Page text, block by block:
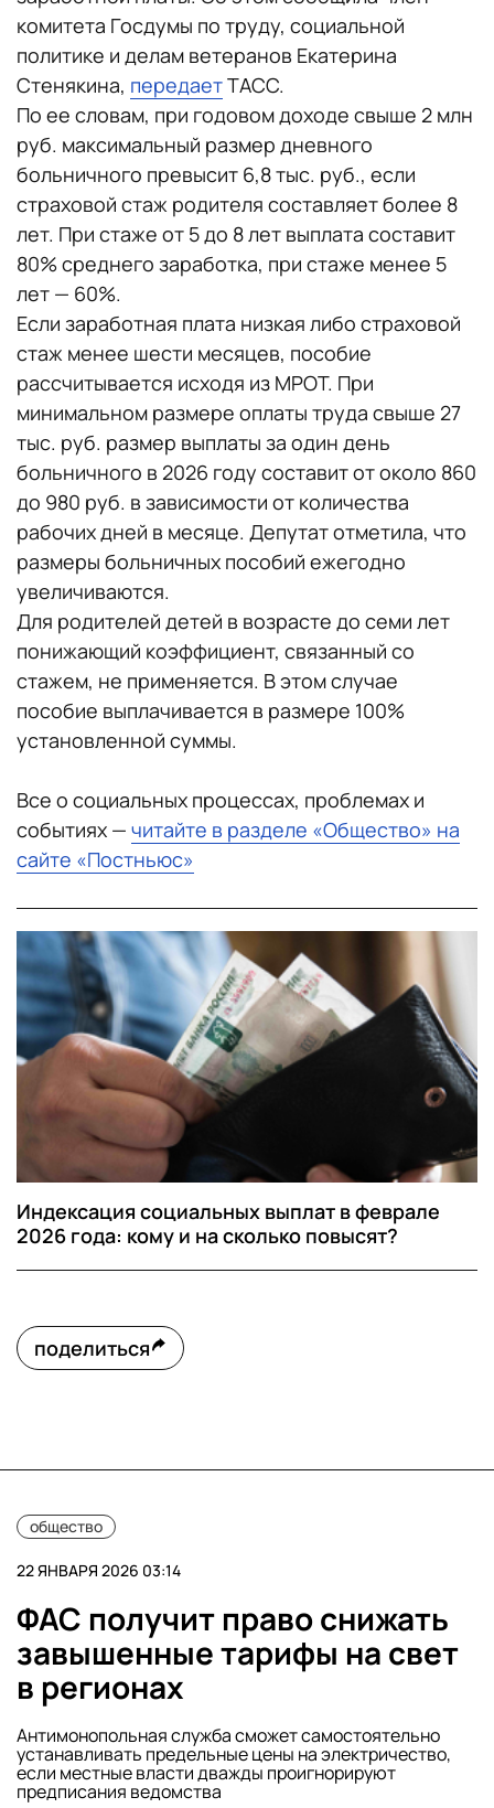
комитета Госдумы по труду, социальной
политике и делам ветеранов Екатерина
Стенякина, передаетТАСС.
По ее словам, при годовом доходе свыше 2 млн
руб. максимальный размер дневного
больничного превысит 6,8 тыс. руб., если
страховой стаж родителя составляет более 8
лет. При стаже от 5 до 8 лет выплата составит
80% среднего заработка, при стаже менее 5
лет — 60%.
Если заработная плата низкая либо страховой
стаж менее шести месяцев, пособие
рассчитывается исходя из МРОТ. При
минимальном размере оплаты труда свыше 27
тыс. руб. размер выплаты за один день
больничного в 2026 году составит от около 860
до 980 руб. в зависимости от количества
рабочих дней в месяце. Депутат отметила, что
размеры больничных пособий ежегодно
увеличиваются.
Для родителей детей в возрасте до семи лет
понижающий коэффициент, связанный со
стажем, не применяется. В этом случае
пособие выплачивается в размере 100%
установленной суммы.
Все о социальных процессах, проблемах и
событиях — читайте в разделе «Общество» на
сайте «Постньюс»
Индексация социальных выплат в феврале
2026 года: кому и на сколько повысят?
поделиться
общество
22 ЯНВАРЯ 2026 03:14
ФАС получит право снижать
завышенные тарифы на свет
в регионах
Антимонопольная служба сможет самостоятельно
устанавливать предельные цены на электричество,
если местные власти дважды проигнорируют
предписания ведомства